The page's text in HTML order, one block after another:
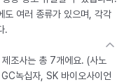
도 여러 종류가 있으며, 각각
.
조사는 총 7개에요. (사노
녹십자, SK 바이오사이언